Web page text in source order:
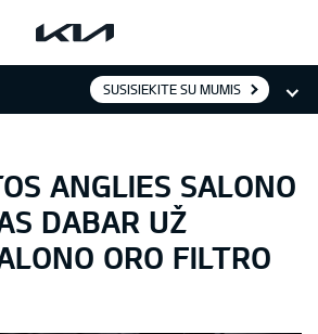
SUSISIEKITE SU MUMIS
ANGLIES SALONO
DABAR UŽ
ORO FILTRO